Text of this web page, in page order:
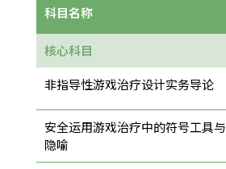
科目名称
核心科目
非指导性游戏治疗设计实务导论
安全运用游戏治疗中的符号工具与
隐喻